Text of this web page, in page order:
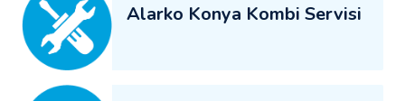
Alarko Konya Kombi Servisi